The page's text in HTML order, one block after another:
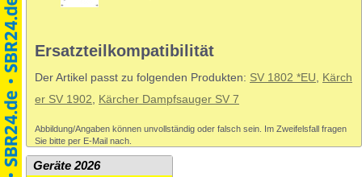
Ersatzteilkompatibilität
Der Artikel passt zu folgenden Produkten: SV 1802 *EU
Kärch
er SV 1902
Kärcher Dampfsauger SV 7
Abbildung/Angaben können unvollständig oder falsch sein. Im Zweifelsfall fragen
Sie bitte per E-Mail nach.
Geräte 2026